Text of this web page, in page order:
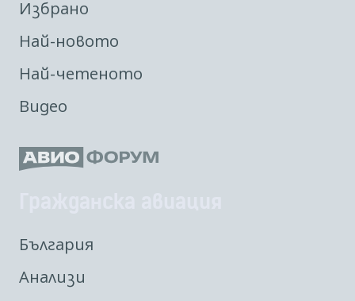
Избрано
Най-новото
Най-четеното
Видео
България
Анализи